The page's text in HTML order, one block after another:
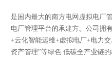
是国内最大的南方电网虚拟电厂
电厂管理平台的承建方。公司拥
+云化智能运维+虚拟电厂+电力
资产管理”等绿色 低碳全产业链